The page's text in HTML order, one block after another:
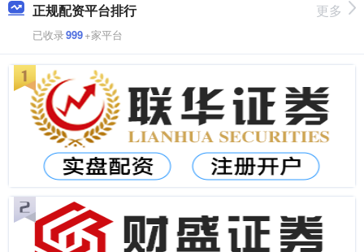
正规配资平台排行
已收录999+家平台
更多